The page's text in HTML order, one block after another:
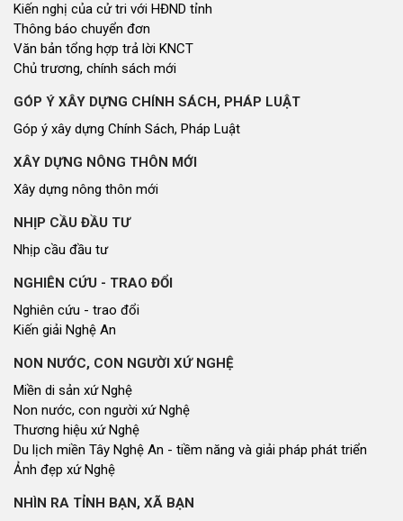
Kiến nghị của cử tri với HĐND tỉnh
Thông báo chuyển đơn
Văn bản tổng hợp trả lời KNCT
Chủ trương, chính sách mới
GÓP Ý XÂY DỰNG CHÍNH SÁCH, PHÁP LUẬT
Góp ý xây dựng Chính Sách, Pháp Luật
XÂY DỰNG NÔNG THÔN MỚI
Xây dựng nông thôn mới
NHỊP CẦU ĐẦU TƯ
Nhịp cầu đầu tư
NGHIÊN CỨU - TRAO ĐỔI
Nghiên cứu - trao đổi
Kiến giải Nghệ An
NON NƯỚC, CON NGƯỜI XỨ NGHỆ
Miền di sản xứ Nghệ
Non nước, con người xứ Nghệ
Thương hiệu xứ Nghệ
Du lịch miền Tây Nghệ An - tiềm năng và giải pháp phát triển
Ảnh đẹp xứ Nghệ
NHÌN RA TỈNH BẠN, XÃ BẠN